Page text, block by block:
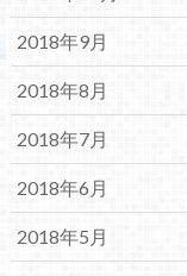
2018年9月
2018年8月
2018年7月
2018年6月
2018年5月